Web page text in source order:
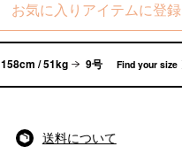
お気に入りアイテムに登録
158cm / 51kg 9号 Find your size
送料について